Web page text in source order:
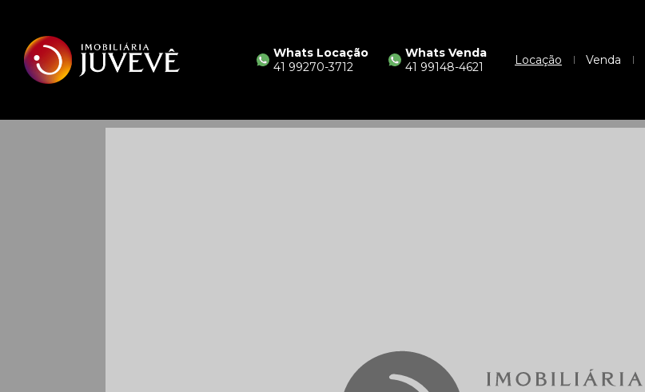
Whats Locação
41 99270-3712
Whats Venda
41 99148-4621
Locação Venda